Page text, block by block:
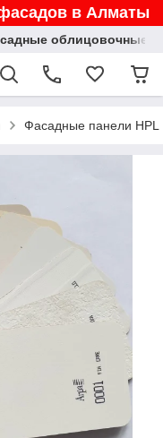
в Алматы
облицовочные
Фасадные панели HPL